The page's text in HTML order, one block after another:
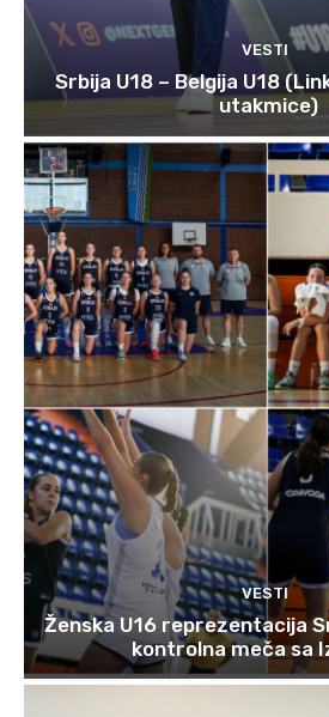
VESTI
Srbija U18 – Belgija U18
utakmice)
VESTI
Ženska U16 reprezentacija
kontrolna meča sa